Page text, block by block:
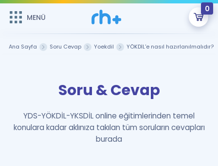
MENÜ
0
Şifremi Hatırlamıyorum
GİRİŞ YAP
Remzi Hoca ile seni sınava hazırlayacak onlarca eğitim seni
bekliyor!
MENÜ
Çalışma Paketleri
Kitaplar ve Kaynaklar
Ana Sayfa Soru Cevap Yoekdil YÖKDİL'e nasıl hazırlanılmalıdır?
Soru & Cevap
YDS-YÖKDİL-YKSDİL online eğitimlerinden temel
konulara kadar aklınıza takılan tüm soruların cevapları
burada